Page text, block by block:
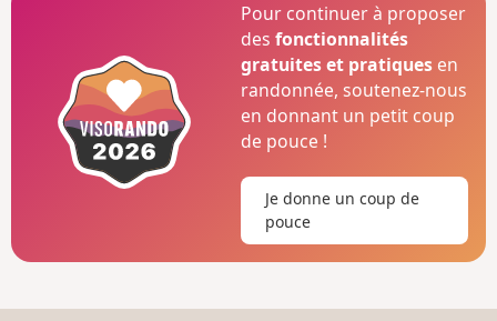
Pour continuer à proposer
desfonctionnalités
gratuites et pratiques en
randonnée, soutenez-nous
en donnant un petit coup
de pouce !
Je donne un coup de
pouce